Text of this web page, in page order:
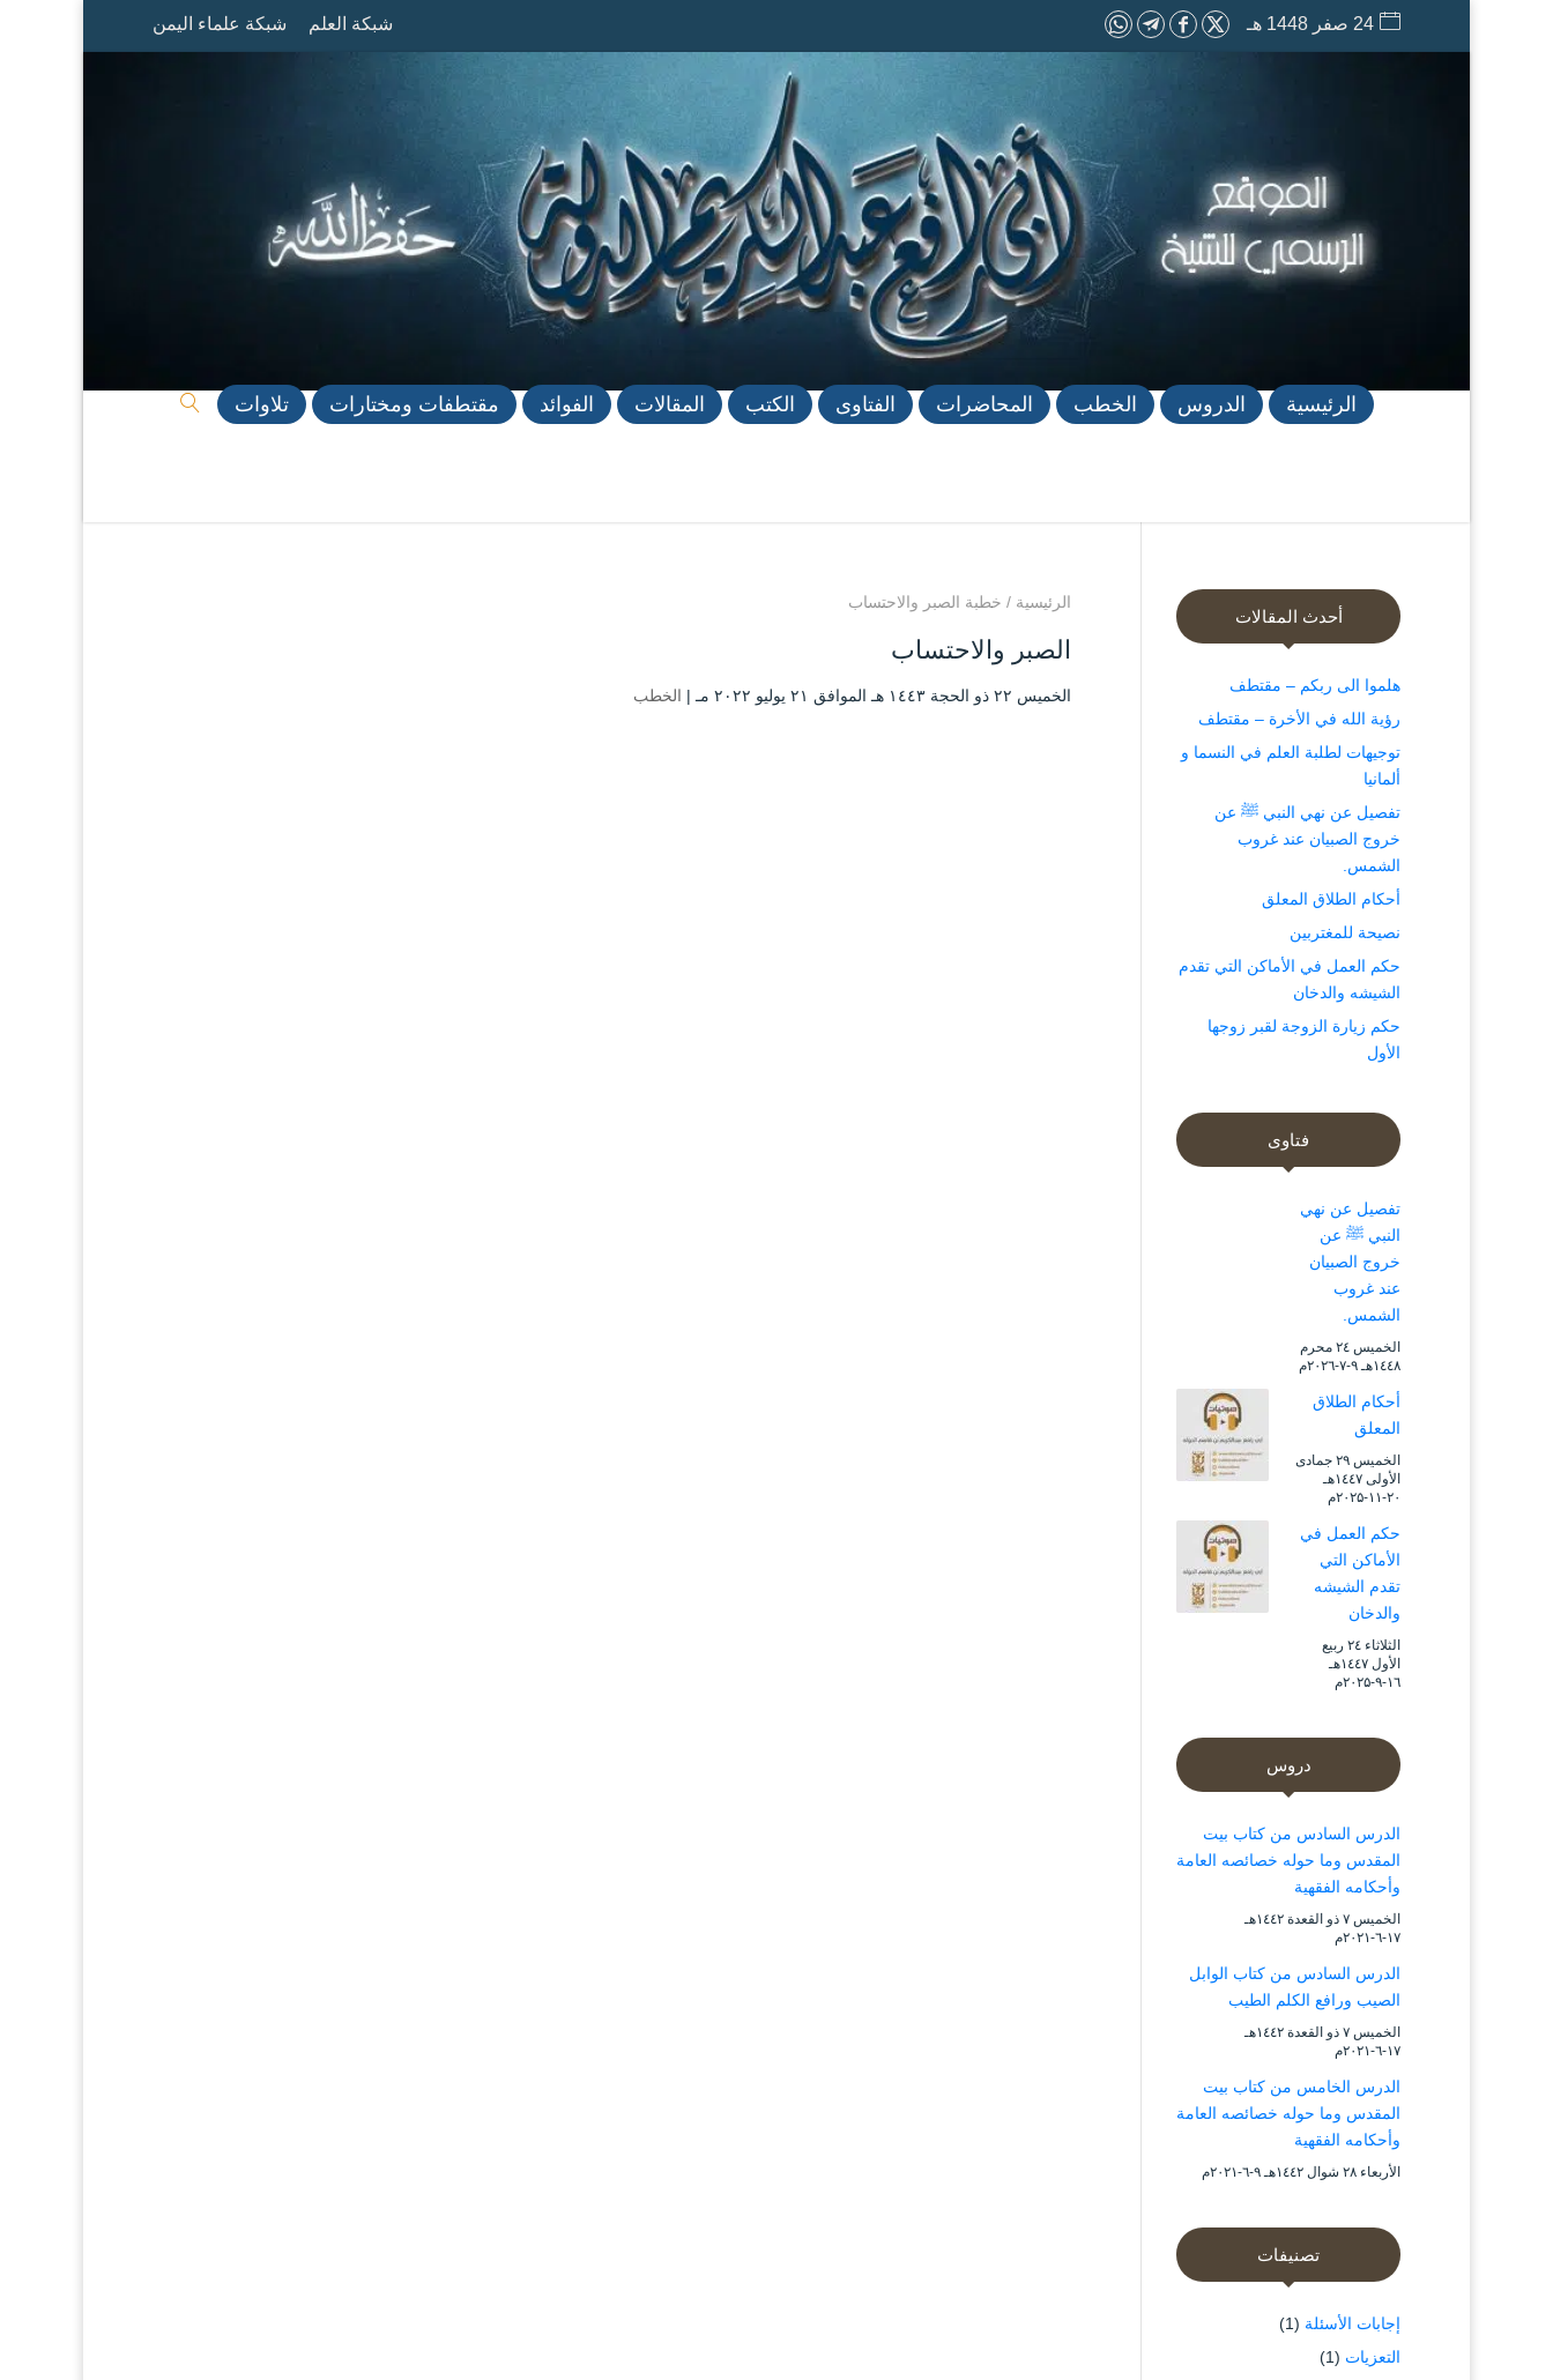
24 صفر 1448 هـ شبكة العلم شبكة علماء اليمن
الرئيسية الدروس الخطب المحاضرات الفتاوى الكتب المقالات الفوائد مقتطفات ومختارات تلاوات
الرئيسية / خطبة الصبر والاحتساب
الصبر والاحتساب
الخميس ۲۲ ذو الحجة ۱٤٤۳ هـ الموافق ۲۱ يوليو ۲۰۲۲ مـ | الخطب
أحدث المقالات
هلموا الى ربكم – مقتطف
رؤية الله في الأخرة – مقتطف
توجيهات لطلبة العلم في النسما و
ألمانيا
تفصيل عن نهي النبي ﷺ عن
خروج الصبيان عند غروب
الشمس.
أحكام الطلاق المعلق
نصيحة للمغتربين
حكم العمل في الأماكن التي تقدم
الشيشه والدخان
حكم زيارة الزوجة لقبر زوجها
الأول
فتاوى
تفصيل عن نهي
النبي ﷺ عن
خروج الصبيان
عند غروب
الشمس.
الخميس ۲٤ محرم
۱٤٤۸هـ ۹-۷-۲۰۲٦م
أحكام الطلاق
المعلق
الخميس ۲۹ جمادى
الأولى ۱٤٤۷هـ
۲۰-۱۱-۲۰۲۵م
حكم العمل في
الأماكن التي
تقدم الشيشه
والدخان
الثلاثاء ۲٤ ربيع
الأول ۱٤٤۷هـ
۱٦-۹-۲۰۲۵م
دروس
الدرس السادس من كتاب بيت
المقدس وما حوله خصائصه العامة
وأحكامه الفقهية
الخميس ۷ ذو القعدة ۱٤٤۲هـ
۱۷-٦-۲۰۲۱م
الدرس السادس من كتاب الوابل
الصيب ورافع الكلم الطيب
الخميس ۷ ذو القعدة ۱٤٤۲هـ
۱۷-٦-۲۰۲۱م
الدرس الخامس من كتاب بيت
المقدس وما حوله خصائصه العامة
وأحكامه الفقهية
الأربعاء ۲۸ شوال ۱٤٤۲هـ ۹-٦-۲۰۲۱م
تصنيفات
إجابات الأسئلة (1)
التعزيات (1)